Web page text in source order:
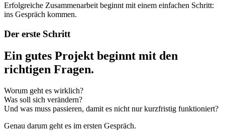
Erfolgreiche Zusammenarbeit beginnt mit einem einfachen Schritt:
ins Gespräch kommen.
Der erste Schritt
Ein gutes Projekt beginnt mit den
richtigen Fragen.
Worum geht es wirklich?
Was soll sich verändern?
Und was muss passieren, damit es nicht nur kurzfristig funktioniert?
Genau darum geht es im ersten Gespräch.